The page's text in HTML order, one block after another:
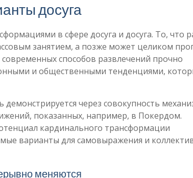
досуга
в сфере досуга и досуга. То, что
занятием, а позже может целиком
способов развлечений прочно
и общественными тенденциями,
через совокупность
показанных, например, в Покердом.
кардинального трансформации
варианты для самовыражения и
меняются